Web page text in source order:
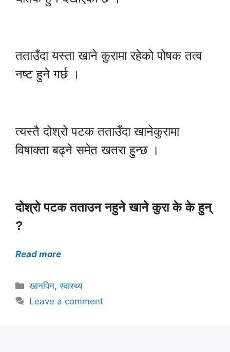
तताउँदा यस्ता खाने कुरामा रहेको पोषक तत्व
नष्ट हुने गर्छ ।
त्यस्तै दोश्रो पटक तताउँदा खानेकुरामा
विषाक्ता बढ्ने समेत खतरा हुन्छ ।
दोश्रो पटक तताउन नहुने खाने कुरा के के हुन्
?
Read more
Categories
खानपिन,स्वास्थ्य
Leave a comment